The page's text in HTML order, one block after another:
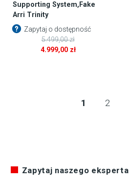
Supporting System,Fake
Arri Trinity
Zapytaj o dostępność
5.499,00zł
Pierwotna4.999,00 zł
1 2
Zapytaj naszego eksperta